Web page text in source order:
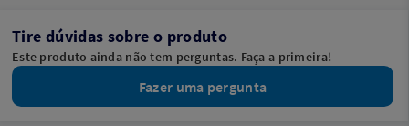
Tire dúvidas sobre o produto
Este produto ainda não tem perguntas. Faça a primeira!
Fazer uma pergunta